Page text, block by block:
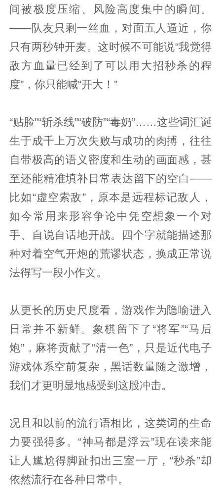
间被极度压缩、风险高度集中的瞬间。
——队友只剩一丝血，对面五人逼近，你
只有两秒钟开麦。这时候不可能说“我觉得
敌方血量已经到了可以用大招秒杀的程
度”，你只能喊“开大！”
“贴脸”“斩杀线”“破防”“毒奶”……这些词汇诞
生于成千上万次失败与成功的肉搏，往往
自带极高的语义密度和生动的画面感，甚
至还能精准填补日常表达留下的空白——
比如“虚空索敌”，原本是远程标记敌人，
如今常用来形容争论中凭空想象一个对
手、自说自话地开战。四个字就能描述那
种对着空气开炮的荒谬状态，换成正常说
法得写一段小作文。
从更长的历史尺度看，游戏作为隐喻进入
日常并不新鲜。象棋留下了“将军”“马后
炮”，麻将贡献了“清一色”，只是近代电子
游戏体系空前复杂，黑话数量随之激增，
我们才更明显地感受到这股冲击。
况且和以前的流行语相比，这类词的生命
力要强得多。“神马都是浮云”现在读来能
让人尴尬得脚趾扣出三室一厅，“秒杀”却
依然流行在各种日常中。